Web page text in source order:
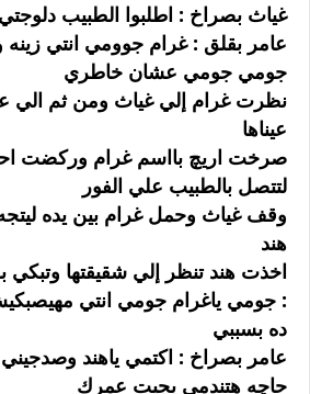
غياث بصراخ : اطلبوا الطبيب دلوجتي
عامر بقلق : غرام جوومي انتي
جومي جومي عشان خاطري
نظرت غرام إلي غياث ومن ثم الي
عيناها
صرخت اريچ بااسم غرام وركضت
لتتصل بالطبيب علي الفور
وقف غياث وحمل غرام بين يده
هند
اخذت هند تنظر إلي شقيقتها وتبكي
: جومي ياغرام جومي انتي
ده بسببي
عامر بصراخ : اكتمي ياهند
حاچه هتندمي بجيت عمرك